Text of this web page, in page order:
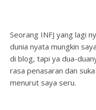
Seorang INFJ yang lagi
dunia nyata mungkin
di blog, tapi ya dua-
rasa penasaran dan
menurut saya seru.